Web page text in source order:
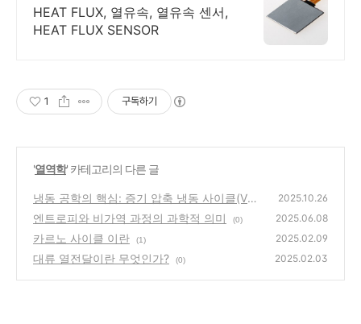
HEAT FLUX, 열유속, 열유속 센서,
HEAT FLUX SENSOR
1 구독하기
'열역학' 카테고리의 다른 글
냉동 공학의 핵심: 증기 압축 냉동 사이클(VCR
C) 완벽 해부
(0)
2025.10.26
엔트로피와 비가역 과정의 과학적 의미 (0) 2025.06.08
카르노 사이클 이란 (1) 2025.02.09
대류 열전달이란 무엇인가? (0) 2025.02.03